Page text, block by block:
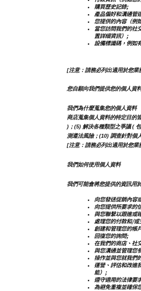
購買歷史記錄;
產品偏好和溝通管
您提供的內容（例
當您訪問我們的社
置詳細資訊）;
設備標識碼，例如
[注意：請務必列出適用於您業
您自願向我們提供您的個人資
我們為什麼蒐集您的個人資料
商店蒐集個人資料的特定目的
)；(5) 解決各種類型之爭議 (
測遵法風險；(10) 調查針對個
[注意：請務必列出適用於您業
我們如何使用個人資料
我們可能會將您提供的資訊用
向您發送促銷內容
向您提供所要求的
與您聯繫以跟進或
處理您的付款和/或
創建和管理您的帳
回復您的詢問;
在我們的商店、社
與您溝通並管理您
操作並與您就我們
運營、評估和改進
能）;
遵守適用的法律要
為避免重複並確保